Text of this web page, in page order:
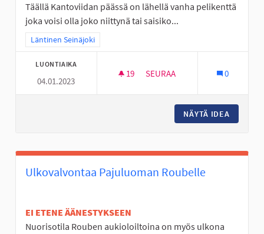
Täällä Kantoviidan päässä on lähellä vanha pelikenttä
joka voisi olla joko niittynä tai saisiko...
Rajaa tulokset teeman mukaan: Läntinen Seinäjoki
Läntinen Seinäjoki
LUONTIAIKA
04.01.2023
19 19 SEURAAJAA
SEURAA 0
NÄYTÄ IDEA
Ulkovalvontaa Pajuluoman Roubelle
EI ETENE ÄÄNESTYKSEEN
Nuorisotila Rouben aukioloiltoina on myös ulkona